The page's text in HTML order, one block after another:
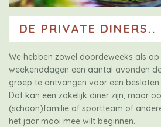
DE PRIVATE DINERS..
We hebben zowel doordeweeks als
weekenddagen een aantal avonden
groep te ontvangen voor een besloten
Dat kan een zakelijk diner zijn, maar
(schoon)familie of sportteam of
het jaar mooi mee wilt beginnen.